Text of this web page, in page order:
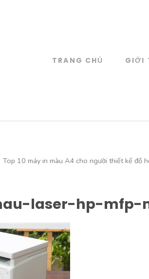
TRANG CHỦ GIỚI
Top 10 máy in màu A4 cho người thiết kế đồ
laser-hp-mfp-